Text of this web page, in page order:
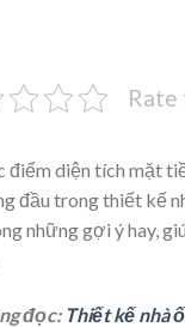
Rate
điểm diện tích mặt
đầu trong thiết kế
những gợi ý hay,
đọc: Thiết kế nhà